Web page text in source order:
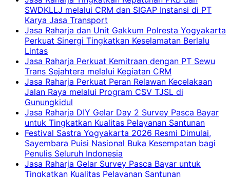
SWDKLLJ melalui CRM dan SIGAP Instansi di PT
Karya Jasa Transport
Jasa Raharja dan Unit Gakkum Polresta Yogyakarta
Perkuat Sinergi Tingkatkan Keselamatan Berlalu
Lintas
Jasa Raharja Perkuat Kemitraan dengan PT Sewu
Trans Sejahtera melalui Kegiatan CRM
Jasa Raharja Perkuat Peran Relawan Kecelakaan
Jalan Raya melalui Program CSV TJSL di
Gunungkidul
Jasa Raharja DIY Gelar Day 2 Survey Pasca Bayar
untuk Tingkatkan Kualitas Pelayanan Santunan
Festival Sastra Yogyakarta 2026 Resmi Dimulai,
Sayembara Puisi Nasional Buka Kesempatan bagi
Penulis Seluruh Indonesia
Jasa Raharja Gelar Survey Pasca Bayar untuk
Tingkatkan Kualitas Pelayanan Santunan